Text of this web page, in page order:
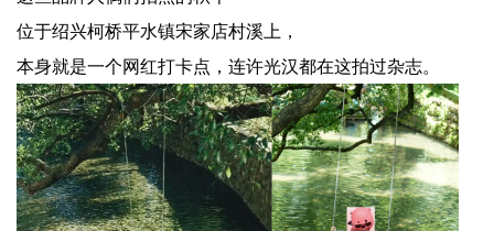
位于绍兴柯桥平水镇宋家店村溪上，
本身就是一个网红打卡点，连许光汉都在这拍过杂志。